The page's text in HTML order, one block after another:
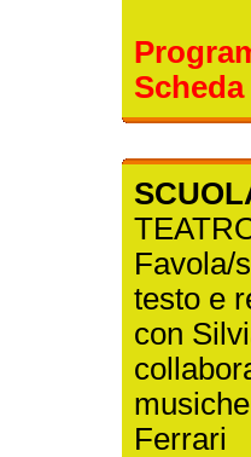
Favola/
testo e
con
Ferrari